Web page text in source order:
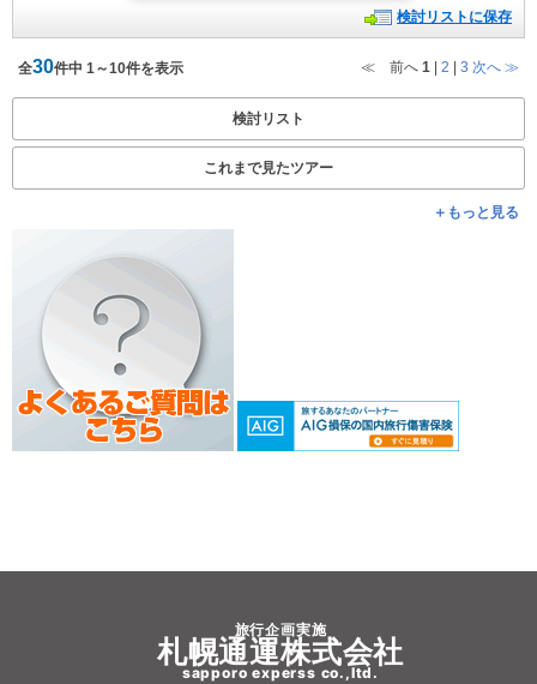
検討リストに保存
全30件中 1～10件を表示 ≪ 前へ 1 2 3 次へ ≫
検討リスト
これまで見たツアー
＋もっと見る
旅行企画実施
札幌通運株式会社
sapporo experss co.,ltd.